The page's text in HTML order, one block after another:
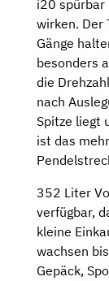
i20 spürbar
wirken. Der
Gänge
besonders
die
nach
Spitze liegt
ist das
352 Liter
verfügbar,
kleine
wachsen
Gepäck,